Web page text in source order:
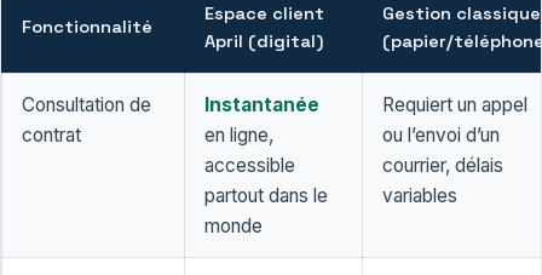
Fonctionnalité
Espace client
April (digital)
Gestion classique
(papier/
Consultation de
contrat
Instantanée
en ligne,
accessible
partout dans le
monde
Requiert un appel
ou l’envoi d’un
courrier, délais
variables